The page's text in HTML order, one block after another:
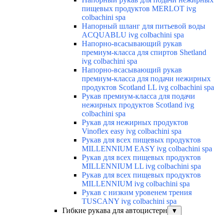
пищевых продуктов MERLOT ivg
colbachini spa
Напорный шланг для питьевой воды
ACQUABLU ivg colbachini spa
Напорно-всасывающий рукав
премиум-класса для спиртов Shetland
ivg colbachini spa
Напорно-всасывающий рукав
премиум-класса для подачи нежирных
продуктов Scotland LL ivg colbachini spa
Рукав премиум-класса для подачи
нежирных продуктов Scotland ivg
colbachini spa
Рукав для нежирных продуктов
Vinoflex easy ivg colbachini spa
Рукав для всех пищевых продуктов
MILLENNIUM EASY ivg colbachini spa
Рукав для всех пищевых продуктов
MILLENNIUM LL ivg colbachini spa
Рукав для всех пищевых продуктов
MILLENNIUM ivg colbachini spa
Рукав с низким уровенем трения
TUSCANY ivg colbachini spa
Гибкие рукава для автоцистерн
▼